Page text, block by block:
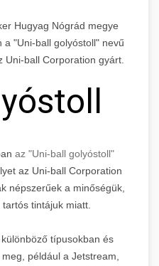
Hugyag Nógrád megye
a "Uni-ball golyóstoll" nevű
ball Corporation gyárt.
az "Uni-ball golyóstoll"
az Uni-ball Corporation
népszerűek a minőségük,
tintájuk miatt.
típusokban és
például a Jetstream,